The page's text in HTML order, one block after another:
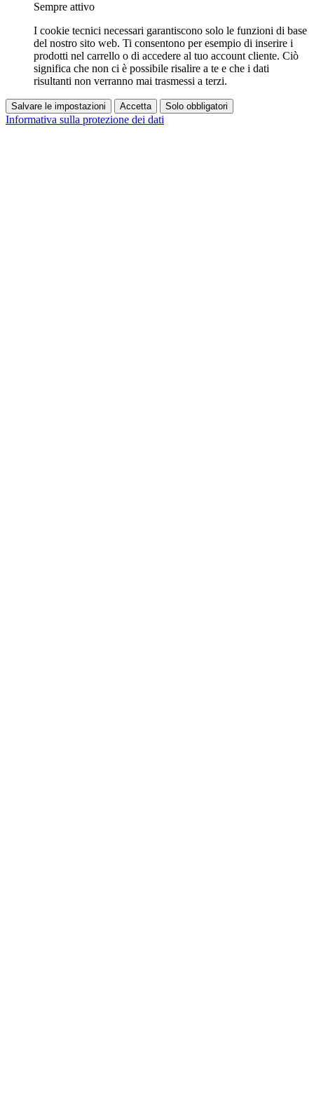
Sempre attivo
I cookie tecnici necessari garantiscono solo le funzioni di base
del nostro sito web. Ti consentono per esempio di inserire i
prodotti nel carrello o di accedere al tuo account cliente. Ciò
significa che non ci è possibile risalire a te e che i dati
risultanti non verranno mai trasmessi a terzi.
Salvare le impostazioni Accetta Solo obbligatori
Informativa sulla protezione dei dati